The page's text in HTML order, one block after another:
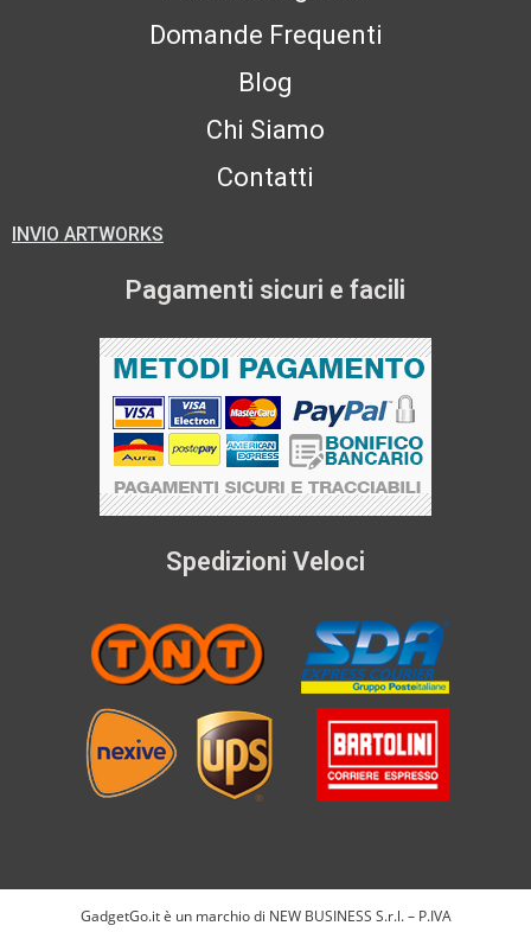
Domande Frequenti
Blog
Chi Siamo
Contatti
INVIO ARTWORKS
Pagamenti sicuri e facili
Spedizioni Veloci
GadgetGo.it è un marchio di NEW BUSINESS S.r.l. – P.IVA